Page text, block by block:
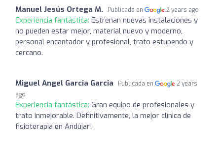
Manuel Jesús Ortega M. Publicada en 2 years ago
Experiencia fantástica: Estrenan nuevas instalaciones y
no pueden estar mejor, material nuevo y moderno,
personal encantador y profesional, trato estupendo y
cercano.
Miguel Angel Garcia Garcia Publicada en
2 years
ago
Experiencia fantástica: Gran equipo de profesionales y
trato inmejorable. Definitivamente, la mejor clínica de
fisioterapia en Andújar!